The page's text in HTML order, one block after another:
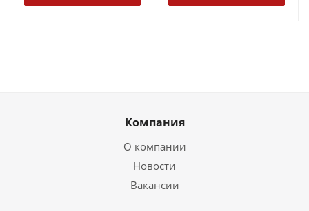
Компания
О компании
Новости
Вакансии